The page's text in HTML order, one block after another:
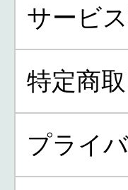
サービ
特定商
プライ